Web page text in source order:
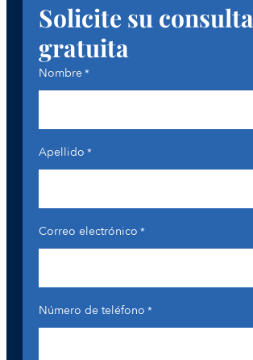
Solicite su consulta
gratuita
Nombre*
Apellido *
Correo electrónico *
Número de teléfono *